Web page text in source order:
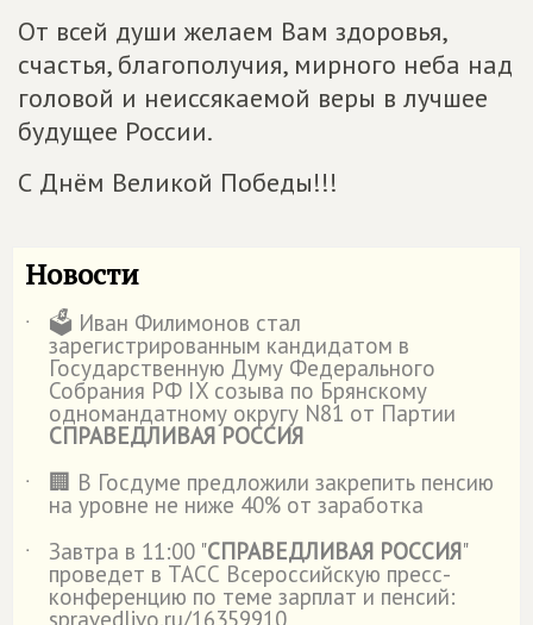
От всей души желаем Вам здоровья,
счастья, благополучия, мирного неба над
головой и неиссякаемой веры в лучшее
будущее России.
С Днём Великой Победы!!!
Новости
˙ 🗳️ Иван Филимонов стал
зарегистрированным кандидатом в
Государственную Думу Федерального
Собрания РФ IX созыва по Брянскому
одномандатному округу N81 от Партии
СПРАВЕДЛИВАЯ РОССИЯ
˙
🏢 В Госдуме предложили закрепить пенсию
на уровне не ниже 40% от заработка
˙
Завтра в 11:00 "СПРАВЕДЛИВАЯ РОССИЯ"
проведет в ТАСС Всероссийскую пресс-
конференцию по теме зарплат и пенсий:
spravedlivo.ru/16359910